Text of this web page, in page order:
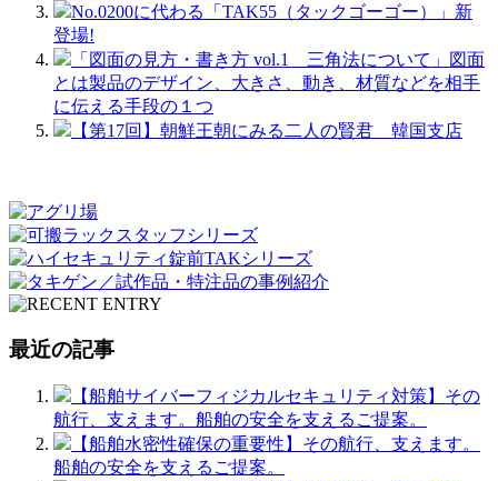
No.0200に代わる「TAK55（タックゴーゴー）」新
登場!
「図面の見方・書き方 vol.1 三角法について」図面
とは製品のデザイン、大きさ、動き、材質などを相手
に伝える手段の１つ
【第17回】朝鮮王朝にみる二人の賢君 韓国支店
最近の記事
【船舶サイバーフィジカルセキュリティ対策】その
航行、支えます。船舶の安全を支えるご提案。
【船舶水密性確保の重要性】その航行、支えます。
船舶の安全を支えるご提案。